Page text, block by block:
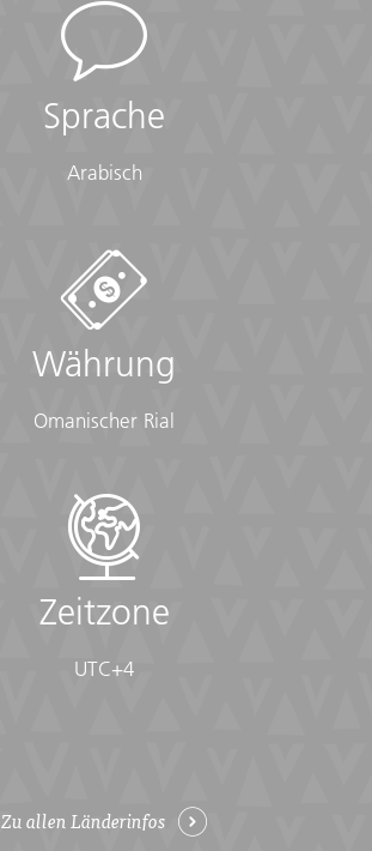
Sprache
Arabisch
Währung
Omanischer Rial
Zeitzone
UTC+4
Zu allen Länderinfos